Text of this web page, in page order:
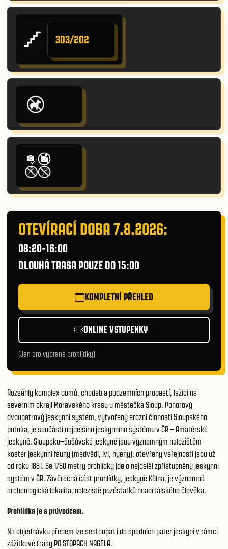
303/202
OTEVÍRACÍ DOBA 7.8.2026:
08:20-16:00
DLOUHÁ TRASA POUZE DO 15:00
KOMPLETNÍ PŘEHLED
ONLINE VSTUPENKY
(Jen pro vybrané prohlídky)
Rozsáhlý komplex domů, chodeb a podzemních propastí, ležící na
severním okraji Moravského krasu u městečka Sloup. Ponorový
dvoupatrový jeskynní systém, vytvořený erozní činností Sloupského
potoka, je součástí nejdelšího jeskynního systému v ČR – Amatérské
jeskyně. Sloupsko–šošůvské jeskyně jsou významným nalezištěm
koster jeskynní fauny (medvědi, lvi, hyeny); otevřeny veřejnosti jsou už
od roku 1881. Se 1760 metry prohlídky jde o nejdelší zpřístupněný jeskynní
systém v ČR. Závěrečná část prohlídky, jeskyně Kůlna, je významná
archeologická lokalita, naleziště pozůstatků neadrtálského člověka.
Prohlídka je s průvodcem.
Na objednávku předem lze sestoupat i do spodních pater jeskyní v rámci
zážitkové trasy PO STOPÁCH NAGELA.